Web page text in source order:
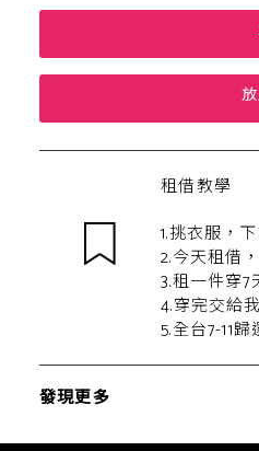
租借教學
1.挑衣服，
2.今天租借
3.租一件穿7
4.穿完交給
5.全台7-11歸
發現更多